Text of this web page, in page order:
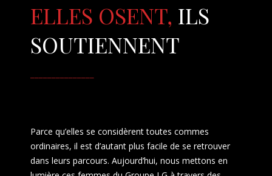
ELLES OSENT, ILS
SOUTIENNENT
Parce qu’elles se considèrent toutes commes
ordinaires, il est d’autant plus facile de se retrouver
dans leurs parcours. Aujourd’hui, nous mettons en